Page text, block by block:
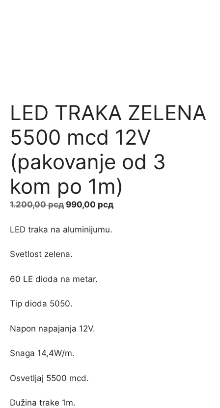
LED TRAKA ZELENA
5500 mcd 12V
(pakovanje od 3
kom po 1m)
1.200,00рсд Оригинална
је
1.200,00 рсд.
990,00 рсдТренутна
LED traka na aluminijumu.
Svetlost zelena.
60 LE dioda na metar.
Tip dioda 5050.
Napon napajanja 12V.
Snaga 14,4W/m.
Osvetljaj 5500 mcd.
Dužina trake 1m.